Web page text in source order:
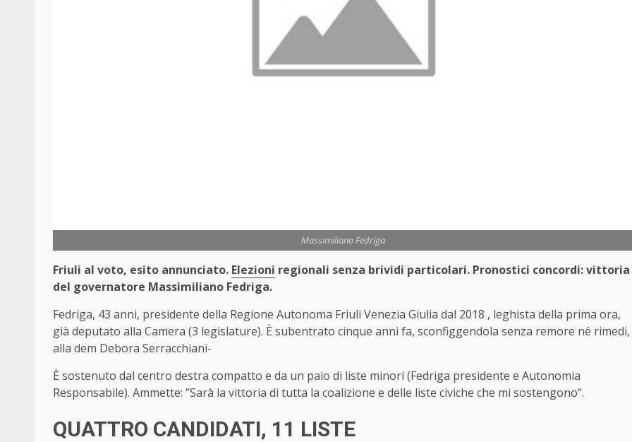
Massimiliano Fedriga
Friuli al voto, esito annunciato. Elezioni regionali senza brividi particolari. Pronostici concordi: vittoria
del governatore Massimiliano Fedriga.
Fedriga, 43 anni, presidente della Regione Autonoma Friuli Venezia Giulia dal 2018 , leghista della prima ora,
già deputato alla Camera (3 legislature). È subentrato cinque anni fa, sconfiggendola senza remore né rimedi,
alla dem Debora Serracchiani-
È sostenuto dal centro destra compatto e da un paio di liste minori (Fedriga presidente e Autonomia
Responsabile). Ammette: ”Sarà la vittoria di tutta la coalizione e delle liste civiche che mi sostengono“.
QUATTRO CANDIDATI, 11 LISTE